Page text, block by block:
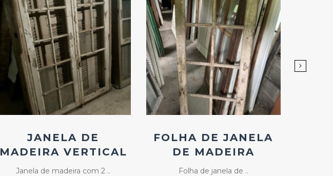
Add
ao
Favoritos
JANELA DE
MADEIRA VERTICAL
Janela de madeira com 2 ..
Add
ao
Favoritos
FOLHA DE JANELA
DE MADEIRA
Folha de janela de ..